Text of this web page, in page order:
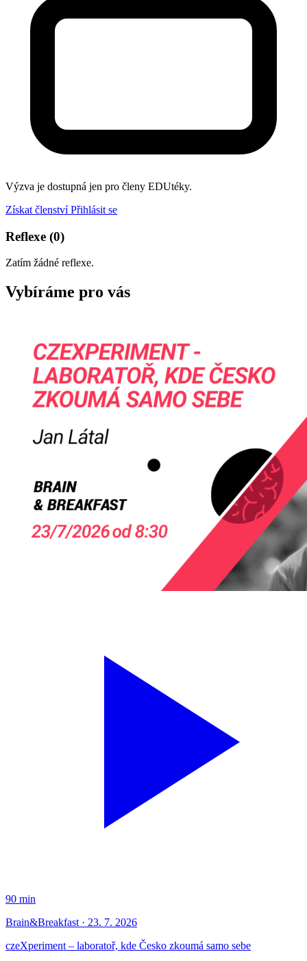
Výzva je dostupná jen pro členy EDUtéky.
Získat členstvíPřihlásit se
Reflexe (0)
Zatím žádné reflexe.
Vybíráme pro vás
90 min
Brain&Breakfast · 23. 7. 2026
czeXperiment – laboratoř, kde Česko zkoumá samo sebe